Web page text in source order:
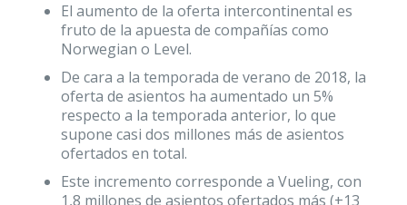
El aumento de la oferta intercontinental es
fruto de la apuesta de compañías como
Norwegian o Level.
De cara a la temporada de verano de 2018, la
oferta de asientos ha aumentado un 5%
respecto a la temporada anterior, lo que
supone casi dos millones más de asientos
ofertados en total.
Este incremento corresponde a Vueling, con
1,8 millones de asientos ofertados más (+13